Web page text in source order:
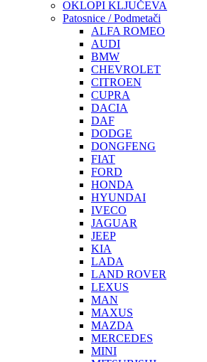
OKLOPI KLJUČEVA
Patosnice / Podmetači
ALFA ROMEO
AUDI
BMW
CHEVROLET
CITROEN
CUPRA
DACIA
DAF
DODGE
DONGFENG
FIAT
FORD
HONDA
HYUNDAI
IVECO
JAGUAR
JEEP
KIA
LADA
LAND ROVER
LEXUS
MAN
MAXUS
MAZDA
MERCEDES
MINI